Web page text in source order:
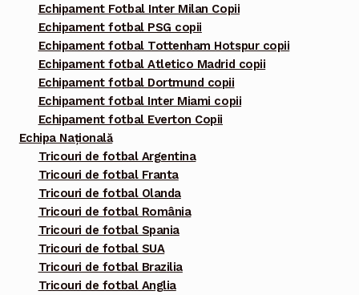
Echipament Fotbal Inter Milan Copii
Echipament fotbal PSG copii
Echipament fotbal Tottenham Hotspur copii
Echipament fotbal Atletico Madrid copii
Echipament fotbal Dortmund copii
Echipament fotbal Inter Miami copii
Echipament fotbal Everton Copii
Echipa Națională
Tricouri de fotbal Argentina
Tricouri de fotbal Franta
Tricouri de fotbal Olanda
Tricouri de fotbal România
Tricouri de fotbal Spania
Tricouri de fotbal SUA
Tricouri de fotbal Brazilia
Tricouri de fotbal Anglia